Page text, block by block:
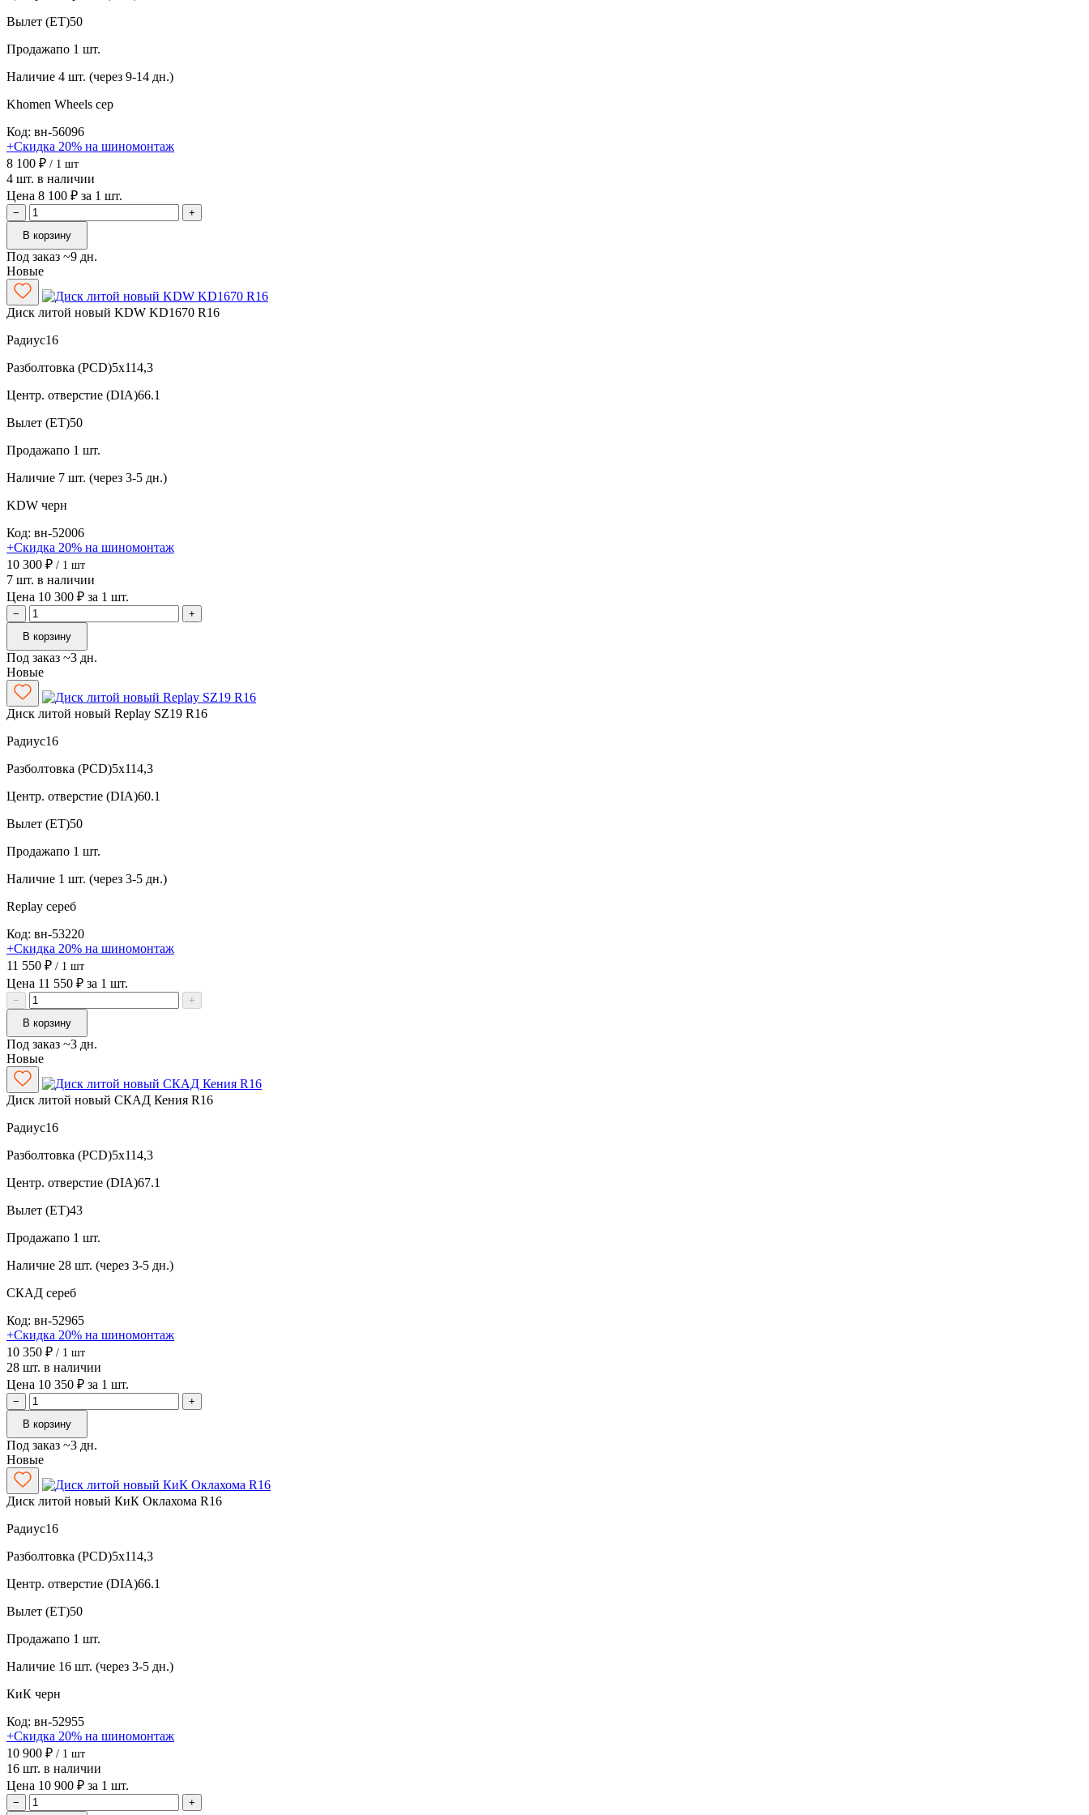
Вылет (ET)50
Продажапо 1 шт.
Наличие 4 шт. (через 9-14 дн.)
Khomen Wheels сер
Код: вн-56096
+Скидка 20% на шиномонтаж
8 100 ₽ / 1 шт
4 шт. в наличии
Цена 8 100 ₽ за 1 шт.
−
+
В корзину
Под заказ ~9 дн.
Новые
Диск литой новый KDW KD1670 R16
Радиус16
Разболтовка (PCD)5x114,3
Центр. отверстие (DIA)66.1
Вылет (ET)50
Продажапо 1 шт.
Наличие 7 шт. (через 3-5 дн.)
KDW черн
Код: вн-52006
+Скидка 20% на шиномонтаж
10 300 ₽ / 1 шт
7 шт. в наличии
Цена 10 300 ₽ за 1 шт.
−
+
В корзину
Под заказ ~3 дн.
Новые
Диск литой новый Replay SZ19 R16
Радиус16
Разболтовка (PCD)5x114,3
Центр. отверстие (DIA)60.1
Вылет (ET)50
Продажапо 1 шт.
Наличие 1 шт. (через 3-5 дн.)
Replay сереб
Код: вн-53220
+Скидка 20% на шиномонтаж
11 550 ₽ / 1 шт
Цена 11 550 ₽ за 1 шт.
−
+
В корзину
Под заказ ~3 дн.
Новые
Диск литой новый СКАД Кения R16
Радиус16
Разболтовка (PCD)5x114,3
Центр. отверстие (DIA)67.1
Вылет (ET)43
Продажапо 1 шт.
Наличие 28 шт. (через 3-5 дн.)
СКАД сереб
Код: вн-52965
+Скидка 20% на шиномонтаж
10 350 ₽ / 1 шт
28 шт. в наличии
Цена 10 350 ₽ за 1 шт.
−
+
В корзину
Под заказ ~3 дн.
Новые
Диск литой новый КиК Оклахома R16
Радиус16
Разболтовка (PCD)5x114,3
Центр. отверстие (DIA)66.1
Вылет (ET)50
Продажапо 1 шт.
Наличие 16 шт. (через 3-5 дн.)
КиК черн
Код: вн-52955
+Скидка 20% на шиномонтаж
10 900 ₽ / 1 шт
16 шт. в наличии
Цена 10 900 ₽ за 1 шт.
− +